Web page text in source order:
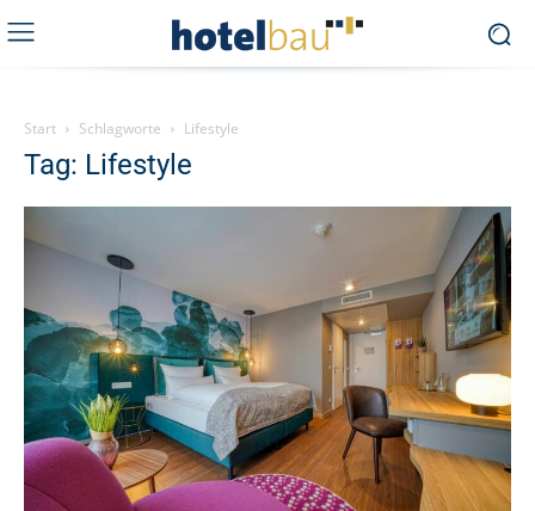
Start Schlagworte Lifestyle
Tag: Lifestyle